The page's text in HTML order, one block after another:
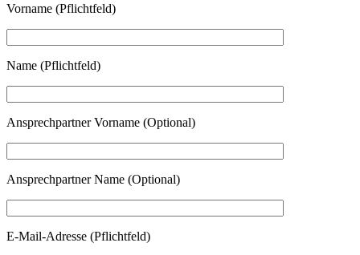
Vorname (Pflichtfeld)
Name (Pflichtfeld)
Ansprechpartner Vorname (Optional)
Ansprechpartner Name (Optional)
E-Mail-Adresse (Pflichtfeld)